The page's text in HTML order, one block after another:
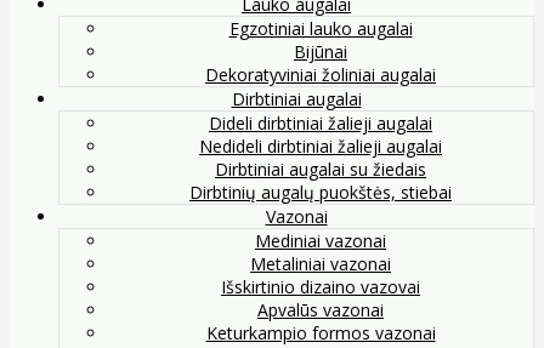
Egzotiniai lauko augalai
Bijūnai
Dekoratyviniai žoliniai augalai
Dirbtiniai augalai
Dideli dirbtiniai žalieji augalai
Nedideli dirbtiniai žalieji augalai
Dirbtiniai augalai su žiedais
Dirbtinių augalų puokštės, stiebai
Vazonai
Mediniai vazonai
Metaliniai vazonai
Išskirtinio dizaino vazovai
Apvalūs vazonai
Keturkampio formos vazonai